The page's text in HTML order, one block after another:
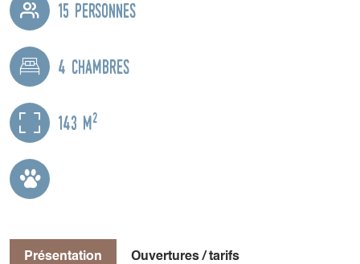
15 personnes
4 chambres
143 m2
Présentation Ouvertures / tarifs